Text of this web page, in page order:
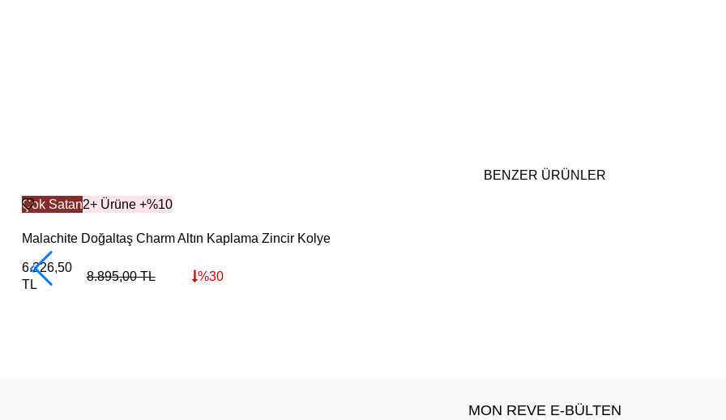
BENZER ÜRÜNLER
Çok Satan2+ Ürüne +%10
Malachite Doğaltaş Charm Altın Kaplama Zincir Kolye
6.226,50
TL
8.895,00TL %30
MON REVE E-BÜLTEN